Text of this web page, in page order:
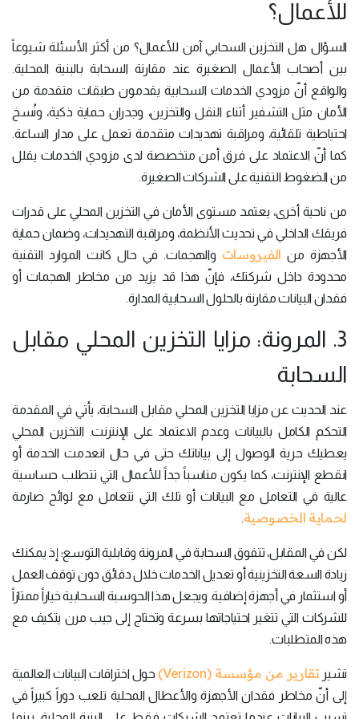
للأعمال؟
السؤال هل التخزين السحابي آمن للأعمال؟ من أكثر الأسئلة شيوعاً
بين أصحاب الأعمال الصغيرة عند مقارنة السحابة بالبنية المحلية.
والواقع أنّ مزودي الخدمات السحابية يقدمون طبقات متقدمة من
الأمان مثل التشفير أثناء النقل والتخزين، وجدران حماية ذكية، ونُسخ
احتياطية تلقائية، ومراقبة تهديدات متقدمة تعمل على مدار الساعة.
كما أنّ الاعتماد على فرق أمن متخصصة لدى مزودي الخدمات يقلل
من الضغوط التقنية على الشركات الصغيرة.
من ناحية أخرى، يعتمد مستوى الأمان في التخزين المحلي على قدرات
فريقك الداخلي في تحديث الأنظمة، ومراقبة التهديدات، وضمان حماية
الأجهزة من الفيروسات والهجمات. في حال كانت الموارد التقنية
محدودة داخل شركتك، فإنّ هذا قد يزيد من مخاطر الهجمات أو
فقدان البيانات مقارنة بالحلول السحابية المدارة.
3. المرونة: مزايا التخزين المحلي مقابل
السحابة
عند الحديث عن مزايا التخزين المحلي مقابل السحابة، يأتي في المقدمة
التحكم الكامل بالبيانات وعدم الاعتماد على الإنترنت. التخزين المحلي
يعطيك حرية الوصول إلى بياناتك حتى في حال انعدمت الخدمة أو
انقطع الإنترنت، كما يكون مناسباً جداً للأعمال التي تتطلب حساسية
عالية في التعامل مع البيانات أو تلك التي تتعامل مع لوائح صارمة
لحماية الخصوصية.
لكن في المقابل، تتفوق السحابة في المرونة وقابلية التوسع؛ إذ يمكنك
زيادة السعة التخزينية أو تعديل الخدمات خلال دقائق دون توقف العمل
أو استثمار في أجهزة إضافية. ويجعل هذا الحوسبة السحابية خياراً ممتازاً
للشركات التي تتغير احتياجاتها بسرعة وتحتاج إلى جيب مرن يتكيف مع
هذه المتطلبات.
تشير تقارير من مؤسسة (Verizon)
حول اختراقات البيانات العالمية
إلى أنّ مخاطر فقدان الأجهزة والأعطال المحلية تلعب دوراً كبيراً في